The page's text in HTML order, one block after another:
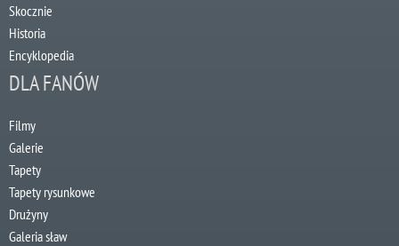
Skocznie
Historia
Encyklopedia
DLA FANÓW
Filmy
Galerie
Tapety
Tapety rysunkowe
Drużyny
Galeria sław